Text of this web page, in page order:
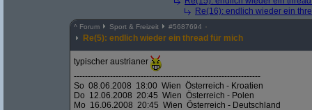
Re(16): endlich wieder ein
^ Forum Sport & Freizeit #5687694
Re(5): endlich wieder ein thread für mich
typischer austrianer
-------------------------------------------------------------------
So 08.06.2008 18:00 Wien Österreich - Kroatien
Do 12.06.2008 20:45 Wien Österreich - Polen
Mo 16.06.2008 20:45 Wien Österreich - Deutschland